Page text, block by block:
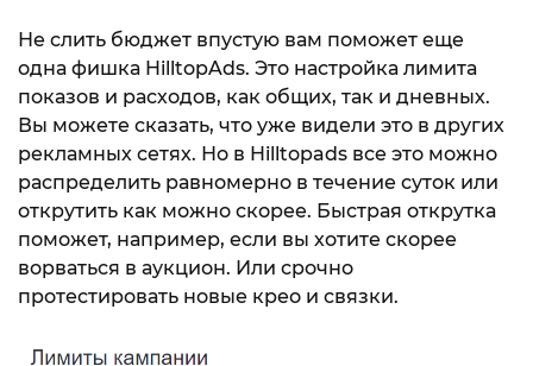
Не слить бюджет впустую вам поможет еще
одна фишка HilltopAds. Это настройка лимита
показов и расходов, как общих, так и дневных.
Вы можете сказать, что уже видели это в других
рекламных сетях. Но в Hilltopads все это можно
распределить равномерно в течение суток или
открутить как можно скорее. Быстрая открутка
поможет, например, если вы хотите скорее
ворваться в аукцион. Или срочно
протестировать новые крео и связки.